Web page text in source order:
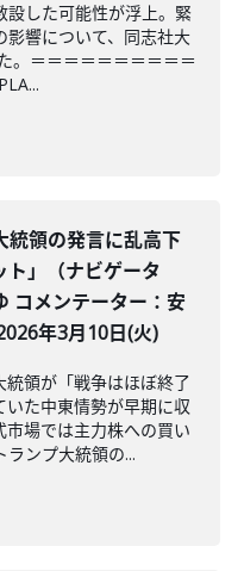
設した可能性が浮上。緊
響について、同志社大
。＝＝＝＝＝＝＝＝＝＝
統領の発言に乱高下
ト」（ナビゲータ
コメンテーター：安
年3月10日(火)
領が「戦争はほぼ終了
いた中東情勢が早期に収
場では主力株への買い
ンプ大統領の...